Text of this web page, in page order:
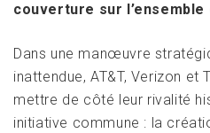
couverture sur
Dans une manœuvre
inattendue, AT&T, Verizon et
mettre de côté leur rivalité
initiative commune : la